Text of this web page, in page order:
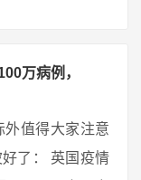
万病例，
外值得大家注意
了： 英国疫情